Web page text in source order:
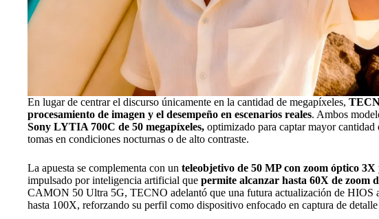
En lugar de centrar el discurso únicamente en la cantidad de megapíxeles,
procesamiento de imagen y el desempeño en escenarios reales. Ambos
Sony LYTIA 700C de 50 megapíxeles, optimizado para captar mayor
tomas en condiciones nocturnas o de alto contraste.
La apuesta se complementa con un teleobjetivo de 50 MP con zoom óptico 3X
impulsado por inteligencia artificial que permite alcanzar hasta 60X de zoom
CAMON 50 Ultra 5G, TECNO adelantó que una futura actualización de HIOS
hasta 100X, reforzando su perfil como dispositivo enfocado en captura de